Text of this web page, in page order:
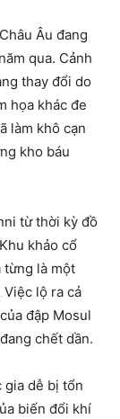
Âu đang
qua. Cảnh
thay đổi do
họa khác đe
làm khô cạn
kho báu
từ thời kỳ đồ
khảo cổ
từng là một
lộ ra cả
đập Mosul
chết dần.
gia dễ bị tổn
biến đổi khí